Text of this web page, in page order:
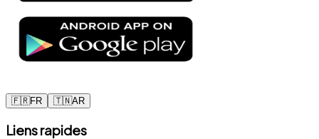
🇫🇷FR 🇹🇳AR
Liens rapides